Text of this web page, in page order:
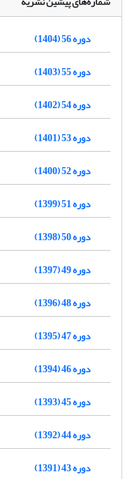
دوره 56 (1404)
دوره 55 (1403)
دوره 54 (1402)
دوره 53 (1401)
دوره 52 (1400)
دوره 51 (1399)
دوره 50 (1398)
دوره 49 (1397)
دوره 48 (1396)
دوره 47 (1395)
دوره 46 (1394)
دوره 45 (1393)
دوره 44 (1392)
دوره 43 (1391)